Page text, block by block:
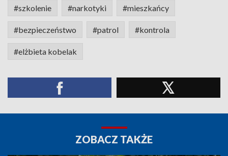
#szkolenie #narkotyki #mieszkańcy
#bezpieczeństwo #patrol #kontrola
#elżbieta kobelak
ZOBACZ TAKŻE